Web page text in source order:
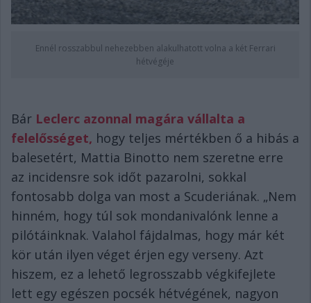
Ennél rosszabbul nehezebben alakulhatott volna a két Ferrari
hétvégéje
Bár Leclerc azonnal magára vállalta a
felelősséget, hogy teljes mértékben ő a hibás a
balesetért, Mattia Binotto nem szeretne erre
az incidensre sok időt pazarolni, sokkal
fontosabb dolga van most a Scuderiának. „Nem
hinném, hogy túl sok mondanivalónk lenne a
pilótáinknak. Valahol fájdalmas, hogy már két
kör után ilyen véget érjen egy verseny. Azt
hiszem, ez a lehető legrosszabb végkifejlete
lett egy egészen pocsék hétvégének, nagyon